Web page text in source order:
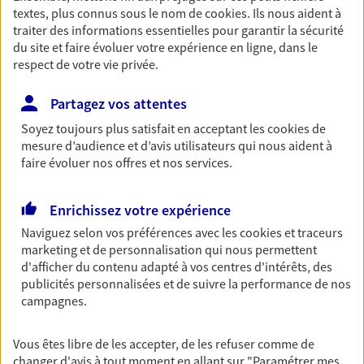
Découvrir les offres Épargne
Retraite
Préparez sereinement ce nouveau chapitre de
votre vie avec les conseils d'un expert. Découvrez
notre solution PER (Plan Epargne Retraite)
spécialement conçue pour la retraite.
Prévoyance
Pour un avenir serein, assurez-vous avec notre
contrat prévoyance. Préservez vos proches en cas
d'accident ou de maladie en optant pour les
garanties incapacité temporaire totale de travail,
Découvrir l'offre Prévoyance
textes, plus connus sous le nom decookies. Ils nous aident à
traiter des informations essentielles pour garantir la sécurité
du site et faire évoluer votre expérience en ligne, dans le
respect de votre vie privée.
Partagez vos attentes
Soyez toujours plus satisfait en acceptant lescookiesde
mesure d’audience et d’avis utilisateurs qui nous aident à
faire évoluer nos offres et nos services.
Enrichissez votre expérience
Naviguez selon vos préférences avec lescookies et traceurs
marketing et de personnalisation qui nous permettent
d'afficher du contenu adapté à vos centres d'intérêts, des
publicités personnalisées et de suivre la performance de nos
campagnes.
Vous êtes libre de les accepter, de les refuser comme de